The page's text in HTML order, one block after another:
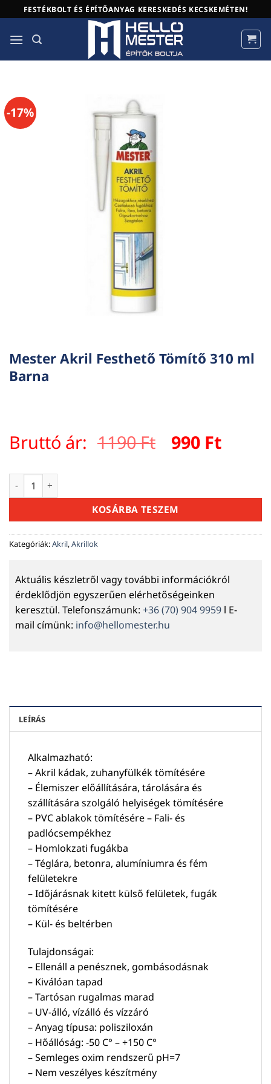
to
content
FESTÉKBOLT ÉS ÉPÍTŐANYAG KERESKEDÉS KECSKEMÉTEN!
-17%
Mester Akril Festhető Tömítő 310 ml
Barna
Bruttó ár: 1190Ft Original
1190 Ft.
990 Ft
990
Mester Akril Festhető Tömítő 310 ml Barna mennyiség
KOSÁRBA TESZEM
Kategóriák:Akril,Akrillok
Aktuális készletről vagy további információkról
érdeklődjön egyszerűen elérhetőségeinken
keresztül. Telefonszámunk: +36 (70) 904 9959 l E-
mail címünk: info@hellomester.hu
LEÍRÁS
Alkalmazható:
– Akril kádak, zuhanyfülkék tömítésére
– Élemiszer előállítására, tárolására és
szállítására szolgáló helyiségek tömítésére
– PVC ablakok tömítésére – Fali- és
padlócsempékhez
– Homlokzati fugákba
– Téglára, betonra, alumíniumra és fém
felületekre
– Időjárásnak kitett külső felületek, fugák
tömítésére
– Kül- és beltérben
Tulajdonságai:
– Ellenáll a penésznek, gombásodásnak
– Kiválóan tapad
– Tartósan rugalmas marad
– UV-álló, vízálló és vízzáró
– Anyag típusa: polisziloxán
– Hőállóság: -50 C° – +150 C°
– Semleges oxim rendszerű pH=7
– Nem veszélyes készítmény